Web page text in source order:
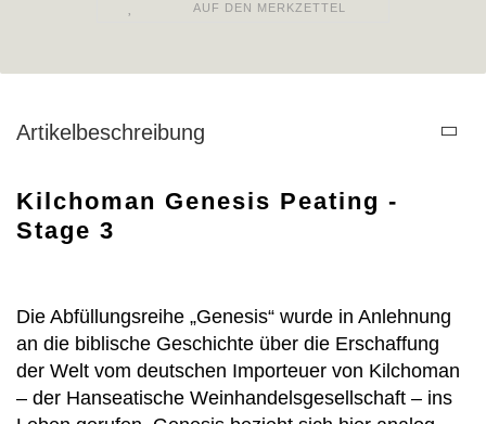
AUF DEN MERKZETTEL
Artikelbeschreibung
Kilchoman Genesis Peating -
Stage 3
Die Abfüllungsreihe „Genesis“ wurde in Anlehnung
an die biblische Geschichte über die Erschaffung
der Welt vom deutschen Importeuer von Kilchoman
– der Hanseatische Weinhandelsgesellschaft – ins